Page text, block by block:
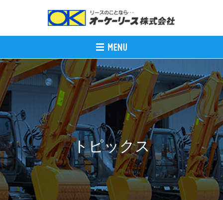
トピックス